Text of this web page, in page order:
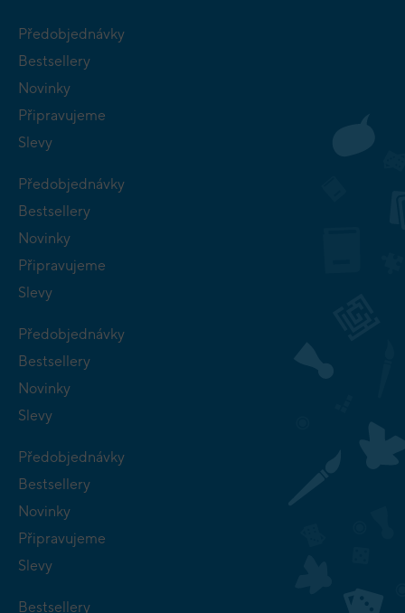
Předobjednávky
Bestsellery
Novinky
Připravujeme
Slevy
Předobjednávky
Bestsellery
Novinky
Připravujeme
Slevy
Předobjednávky
Bestsellery
Novinky
Slevy
Předobjednávky
Bestsellery
Novinky
Připravujeme
Slevy
Bestsellery